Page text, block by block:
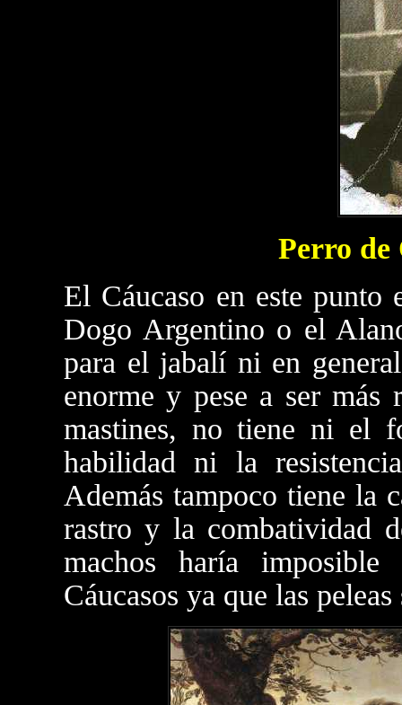
Perro de
El Cáucaso en este punto
Dogo Argentino o el
para el jabalí ni en
enorme y pese a ser más
mastines, no tiene ni el
habilidad ni la
Además tampoco tiene la
rastro y la combatividad
machos haría
Cáucasos ya que las